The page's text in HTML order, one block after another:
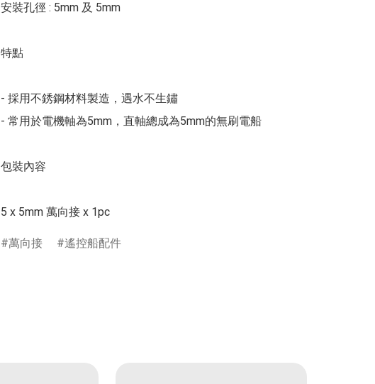
安裝孔徑 : 5mm 及 5mm
特點
- 採用不銹鋼材料製造，遇水不生鏽
- 常用於電機軸為5mm，直軸總成為5mm的無刷電船
包裝內容
萬向接 遙控船配件